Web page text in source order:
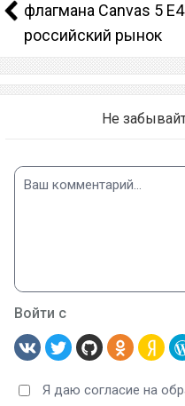
флагмана Canvas 5
российский рынок
Не
Войти с
Я даю согласие на